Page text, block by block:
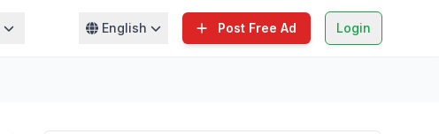
English Post Free Ad Login